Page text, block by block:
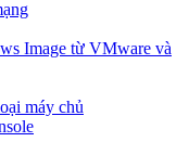
Image từ VMware và
máy chủ